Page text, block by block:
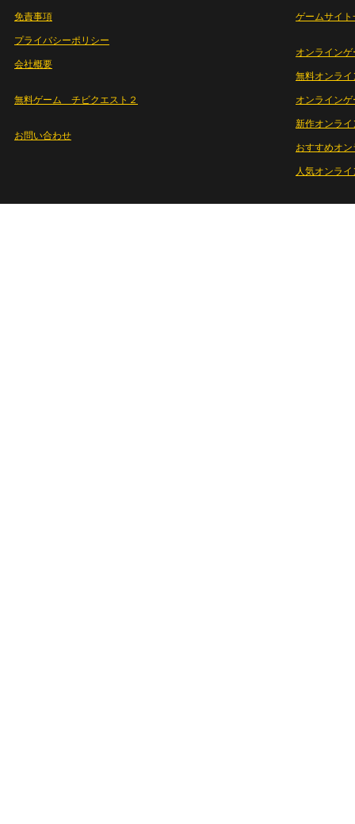
免責事項
プライバシーポリシー
会社概要
無料ゲーム チビクエスト２
お問い合わせ
ゲームサイト
オンラインゲ
無料オンライ
オンライン
新作オンライ
おすすめオ
人気オンラ